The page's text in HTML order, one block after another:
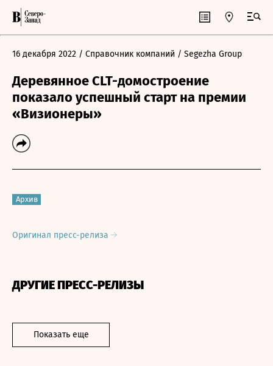
16 декабря 2022 / Справочник компаний / Segezha Group
Деревянное CLT-домостроение
показало успешный старт на премии
«Визионеры»
Архив
Оригинал пресс-релиза
ДРУГИЕ ПРЕСС-РЕЛИЗЫ
Показать еще